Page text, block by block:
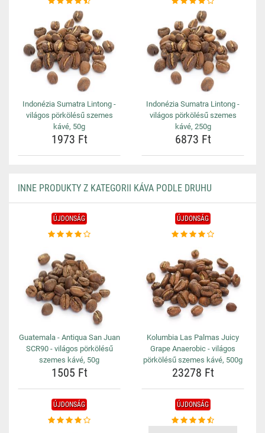
Indonézia Sumatra Lintong -
világos pörkölésű szemes
kávé, 50g
1973 Ft
Indonézia Sumatra Lintong -
világos pörkölésű szemes
kávé, 250g
6873 Ft
INNE PRODUKTY Z KATEGORII KÁVA PODLE DRUHU
ÚJDONSÁG
Guatemala - Antiqua San Juan
SCR90 - világos pörkölésű
szemes kávé, 50g
1505 Ft
ÚJDONSÁG
Kolumbia Las Palmas Juicy
Grape Anaerobic - világos
pörkölésű szemes kávé, 500g
23278 Ft
ÚJDONSÁG ÚJDONSÁG